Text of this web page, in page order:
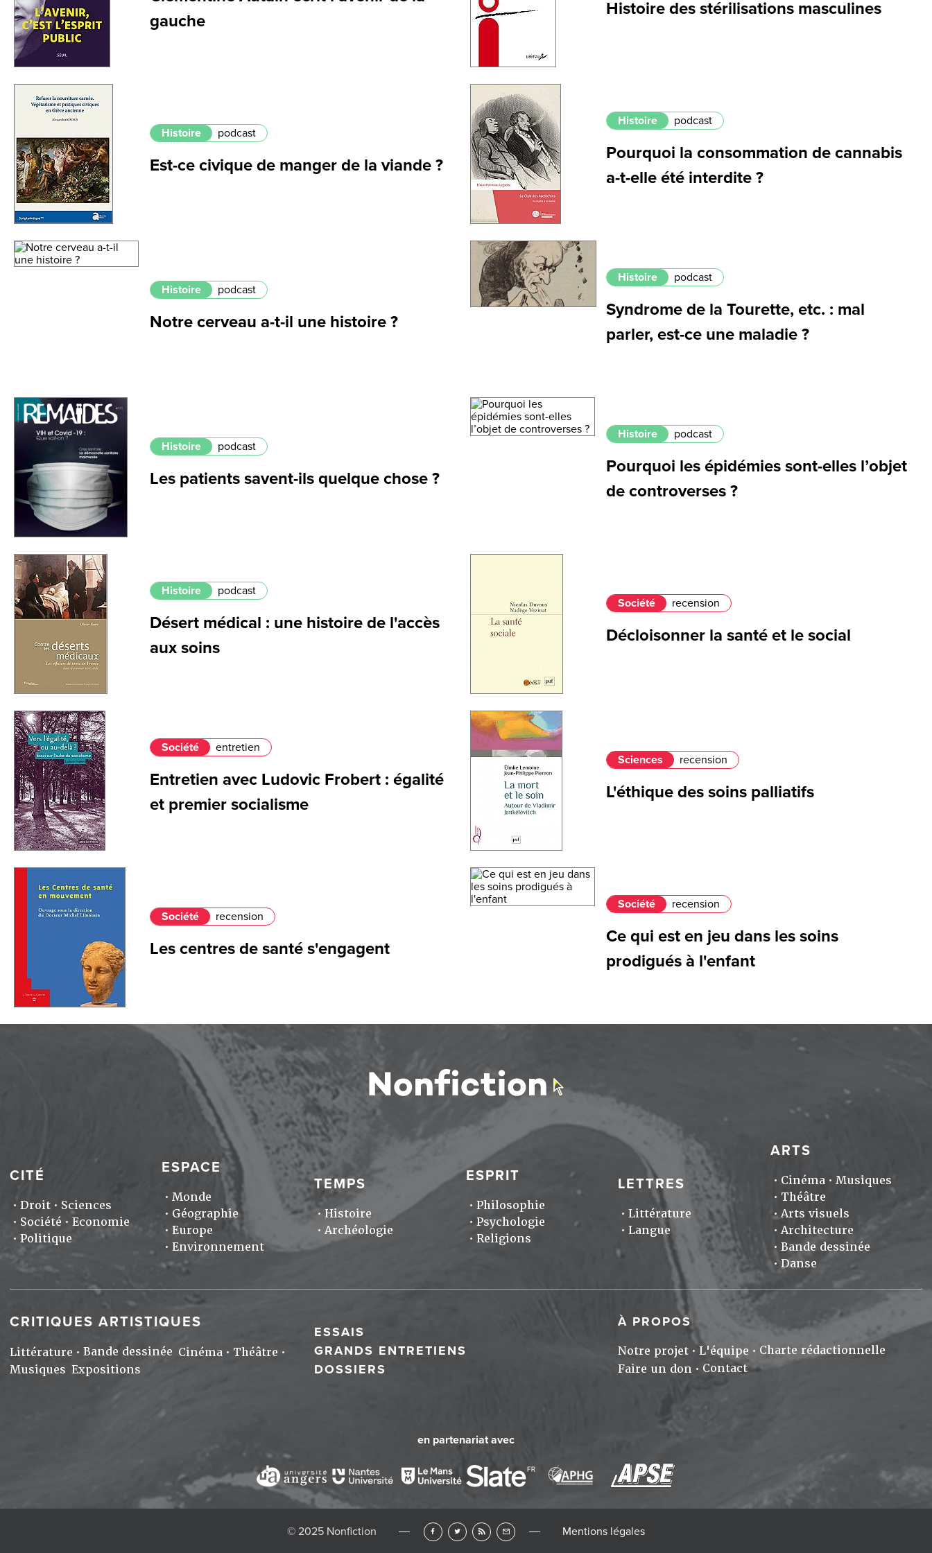
gauche
Histoire des stérilisations masculines
Histoire podcast
Est-ce civique de manger de la viande ?
Histoire podcast
Pourquoi la consommation de cannabis
a-t-elle été interdite ?
Histoire podcast
Notre cerveau a-t-il une histoire ?
Histoire podcast
Syndrome de la Tourette, etc. : mal
parler, est-ce une maladie ?
Histoire podcast
Les patients savent-ils quelque chose ?
Histoire podcast
Pourquoi les épidémies sont-elles l’objet
de controverses ?
Histoire podcast
Désert médical : une histoire de l'accès
aux soins
Société recension
Décloisonner la santé et le social
Société entretien
Entretien avec Ludovic Frobert : égalité
et premier socialisme
Sciences recension
L'éthique des soins palliatifs
Société recension
Les centres de santé s'engagent
Société recension
Ce qui est en jeu dans les soins
prodigués à l'enfant
CITÉ
Droit
Sciences
Société
Economie
Politique
ESPACE
Monde
Géographie
Europe
Environnement
TEMPS
Histoire
Archéologie
ESPRIT
Philosophie
Psychologie
Religions
LETTRES
Littérature
Langue
ARTS
Cinéma
Musiques
Théâtre
Arts visuels
Architecture
Bande dessinée
Danse
CRITIQUES ARTISTIQUES
Littérature Bande dessinée Cinéma
Théâtre
Musiques Expositions
ESSAIS
GRANDS ENTRETIENS
DOSSIERS
À PROPOS
Notre projet L'équipe
Charte rédactionnelle
Faire un don
Contact
en partenariat avec
© 2025 Nonfiction Mentions légales